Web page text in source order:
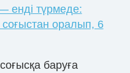
енді түрмеде:
соғыстан оралып, 6
баруға